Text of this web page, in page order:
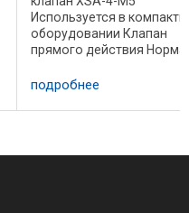
Используется в
оборудовании Клапан
прямого действия
двухпозиционный. Класс
Резьба Давление, бар
подробнее